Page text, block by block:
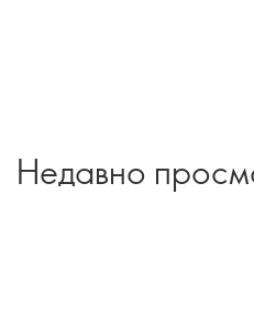
Недавно